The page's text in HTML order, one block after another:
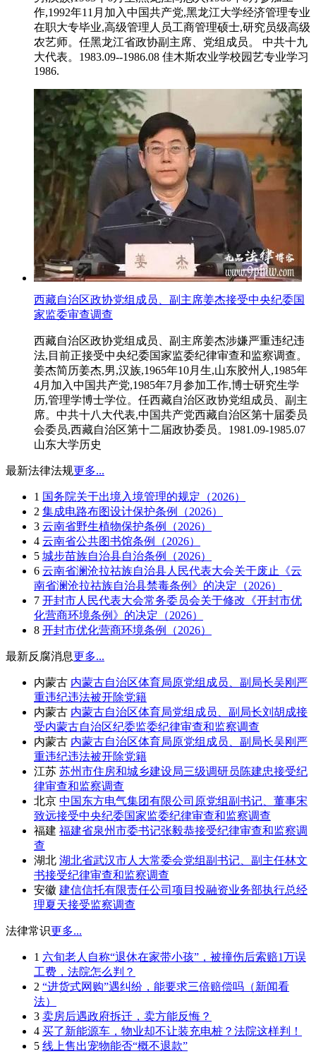
作,1992年11月加入中国共产党,黑龙江大学经济管理专业
在职大专毕业,高级管理人员工商管理硕士,研究员级高级
农艺师。任黑龙江省政协副主席、党组成员。 中共十九
大代表。1983.09--1986.08 佳木斯农业学校园艺专业学习
1986.
西藏自治区政协党组成员、副主席姜杰接受中央纪委国
家监委审查调查
西藏自治区政协党组成员、副主席姜杰涉嫌严重违纪违
法,目前正接受中央纪委国家监委纪律审查和监察调查。
姜杰简历姜杰,男,汉族,1965年10月生,山东胶州人,1985年
4月加入中国共产党,1985年7月参加工作,博士研究生学
历,管理学博士学位。任西藏自治区政协党组成员、副主
席。中共十八大代表,中国共产党西藏自治区第十届委员
会委员,西藏自治区第十二届政协委员。1981.09-1985.07
山东大学历史
最新法律法规更多...
1 国务院关于出境入境管理的规定（2026）
2 集成电路布图设计保护条例（2026）
3 云南省野生植物保护条例（2026）
4 云南省公共图书馆条例（2026）
5 城步苗族自治县自治条例（2026）
6 云南省澜沧拉祜族自治县人民代表大会关于废止《云
南省澜沧拉祜族自治县禁毒条例》的决定（2026）
7 开封市人民代表大会常务委员会关于修改《开封市优
化营商环境条例》的决定（2026）
8 开封市优化营商环境条例（2026）
最新反腐消息更多...
内蒙古 内蒙古自治区体育局原党组成员、副局长吴刚严
重违纪违法被开除党籍
内蒙古 内蒙古自治区体育局党组成员、副局长刘胡成接
受内蒙古自治区纪委监委纪律审查和监察调查
内蒙古 内蒙古自治区体育局原党组成员、副局长吴刚严
重违纪违法被开除党籍
江苏 苏州市住房和城乡建设局三级调研员陈建忠接受纪
律审查和监察调查
北京 中国东方电气集团有限公司原党组副书记、董事宋
致远接受中央纪委国家监委纪律审查和监察调查
福建 福建省泉州市委书记张毅恭接受纪律审查和监察调
查
湖北 湖北省武汉市人大常委会党组副书记、副主任林文
书接受纪律审查和监察调查
安徽 建信信托有限责任公司项目投融资业务部执行总经
理夏天接受监察调查
法律常识更多...
1 六旬老人自称“退休在家带小孩”，被撞伤后索赔1万误
工费，法院怎么判？
2 “进货式网购”遇纠纷，能要求三倍赔偿吗（新闻看
法）
3 卖房后遇政府拆迁，卖方能反悔？
4 买了新能源车，物业却不让装充电桩？法院这样判！
5 线上售出宠物能否“概不退款”